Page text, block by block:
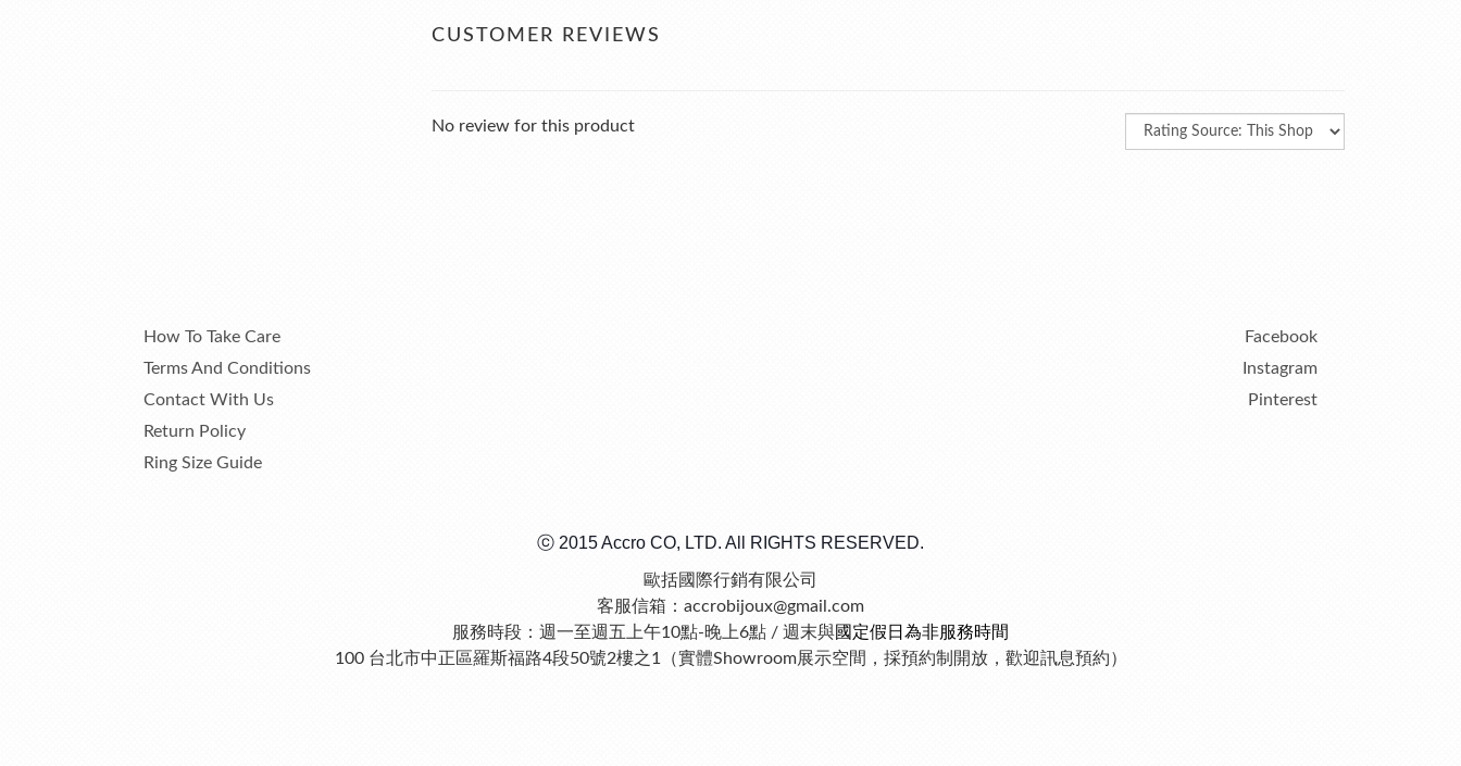
CUSTOMER REVIEWS
No review for this product
How To Take Care
Terms And Conditions
Contact With Us
Return Policy
Ring Size Guide
Facebook
Instagram
Pinterest
ⓒ 2015 Accro CO, LTD. All RIGHTS RESERVED.
歐括國際行銷有限公司
客服信箱：accrobijoux@gmail.com
服務時段：週一至週五上午10點-晚上6點 / 週末與國定假日為非服務時間
100 台北市中正區羅斯福路4段50號2樓之1（實體Showroom展示空間，採預約制開放，歡迎訊息預約）